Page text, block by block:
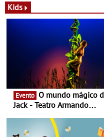
Novas - Edição limitada
Nespresso x Torres Novas
Kids
Evento
Jack - Teatro Armando